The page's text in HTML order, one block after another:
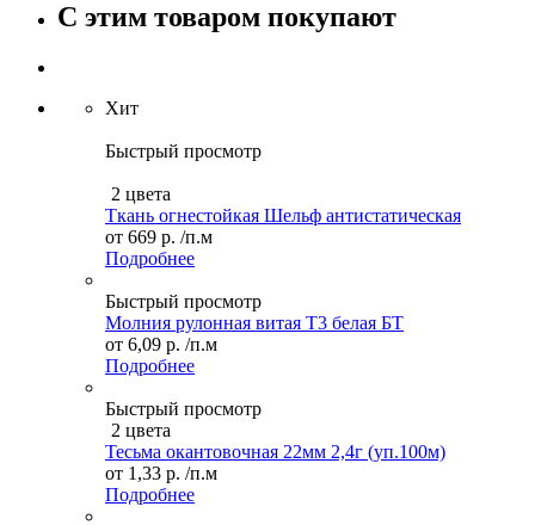
С этим товаром покупают
Хит
Быстрый просмотр
2 цвета
Ткань огнестойкая Шельф антистатическая
от 669 р. /п.м
Подробнее
Быстрый просмотр
Молния рулонная витая Т3 белая БТ
от 6,09 р. /п.м
Подробнее
Быстрый просмотр
2 цвета
Тесьма окантовочная 22мм 2,4г (уп.100м)
от 1,33 р. /п.м
Подробнее